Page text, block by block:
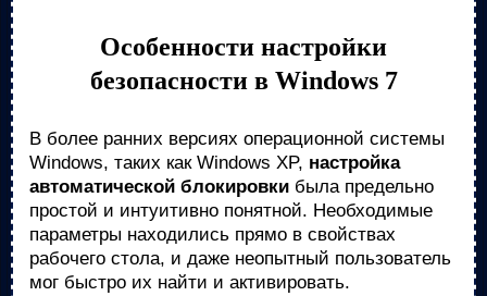
Особенности настройки
безопасности в Windows 7
В более ранних версиях операционной системы
Windows, таких как Windows XP, настройка
автоматической блокировки была предельно
простой и интуитивно понятной. Необходимые
параметры находились прямо в свойствах
рабочего стола, и даже неопытный пользователь
мог быстро их найти и активировать.